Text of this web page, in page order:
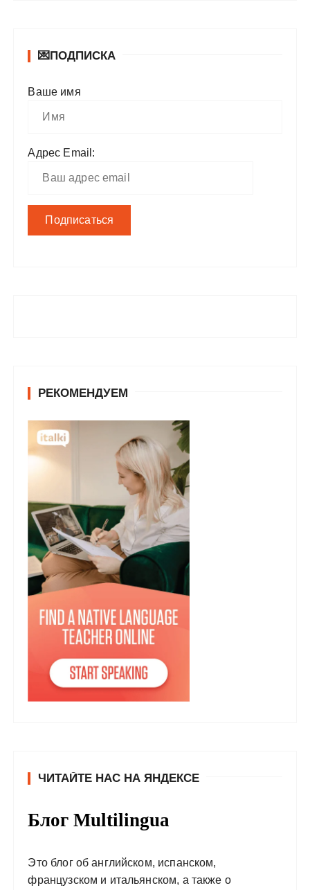
💌ПОДПИСКА
Ваше имя
Адрес Email:
РЕКОМЕНДУЕМ
ЧИТАЙТЕ НАС НА ЯНДЕКСЕ
Блог Multilingua
Это блог об английском, испанском,
французском и итальянском, а также о